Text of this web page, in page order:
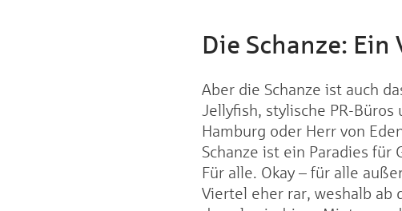
Die Schanze:
Aber die Schanze ist auch
Jellyfish, stylische PR-
Hamburg oder Herr von
Schanze ist ein Paradies
Für alle. Okay – für alle
Viertel eher rar, weshalb ab